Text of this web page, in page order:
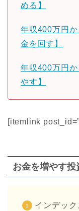
める】
年収400万円
金を回す】
年収400万円
やす】
[itemlink
お金を増やす投
インデッ